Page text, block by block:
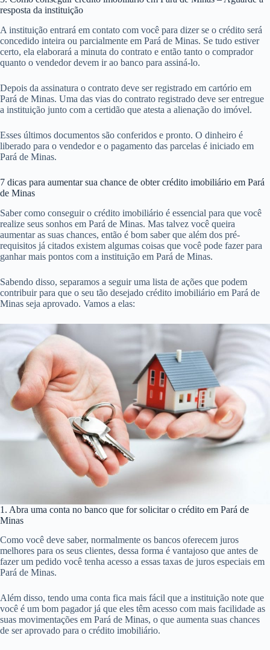
resposta da instituição
A instituição entrará em contato com você para dizer se o crédito será
concedido inteira ou parcialmente em Pará de Minas. Se tudo estiver
certo, ela elaborará a minuta do contrato e então tanto o comprador
quanto o vendedor devem ir ao banco para assiná-lo.
Depois da assinatura o contrato deve ser registrado em cartório em
Pará de Minas. Uma das vias do contrato registrado deve ser entregue
a instituição junto com a certidão que atesta a alienação do imóvel.
Esses últimos documentos são conferidos e pronto. O dinheiro é
liberado para o vendedor e o pagamento das parcelas é iniciado em
Pará de Minas.
7 dicas para aumentar sua chance de obter crédito imobiliário em Pará
de Minas
Saber como conseguir o crédito imobiliário é essencial para que você
realize seus sonhos em Pará de Minas. Mas talvez você queira
aumentar as suas chances, então é bom saber que além dos pré-
requisitos já citados existem algumas coisas que você pode fazer para
ganhar mais pontos com a instituição em Pará de Minas.
Sabendo disso, separamos a seguir uma lista de ações que podem
contribuir para que o seu tão desejado crédito imobiliário em Pará de
Minas seja aprovado. Vamos a elas:
1. Abra uma conta no banco que for solicitar o crédito em Pará de
Minas
Como você deve saber, normalmente os bancos oferecem juros
melhores para os seus clientes, dessa forma é vantajoso que antes de
fazer um pedido você tenha acesso a essas taxas de juros especiais em
Pará de Minas.
Além disso, tendo uma conta fica mais fácil que a instituição note que
você é um bom pagador já que eles têm acesso com mais facilidade as
suas movimentações em Pará de Minas, o que aumenta suas chances
de ser aprovado para o crédito imobiliário.